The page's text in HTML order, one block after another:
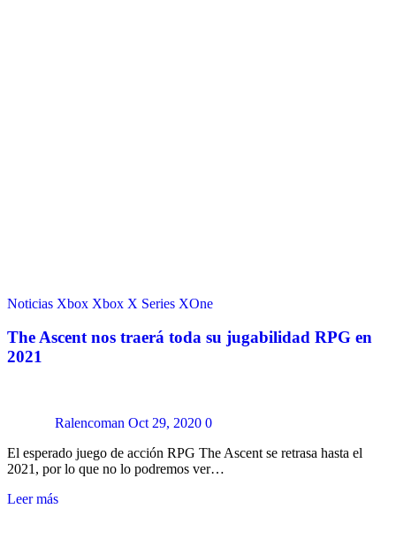
Noticias Xbox Xbox X Series XOne
The Ascent nos traerá toda su jugabilidad RPG en
2021
Ralencoman Oct 29, 2020 0
El esperado juego de acción RPG The Ascent se retrasa hasta el
2021, por lo que no lo podremos ver…
Leer más